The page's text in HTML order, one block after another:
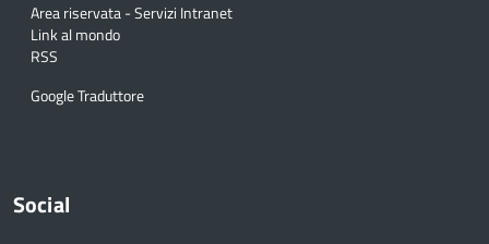
Area riservata - Servizi Intranet
Link al mondo
RSS
Google Traduttore
Social